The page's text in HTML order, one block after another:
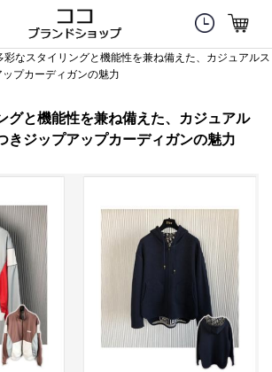
彩なスタイリングと機能性を兼ね備えた、カジュアルス
プカーディガンの魅力
グと機能性を兼ね備えた、カジュアル
きジップアップカーディガンの魅力